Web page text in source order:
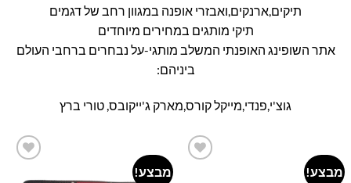
תיקים,ארנקים,ואבזרי אופנה במגוון רחב של דגמים
תיקי מותגים במחירים מיוחדים
אתר השופינג האופנתי המשלב מותגי-על נבחרים ברחבי העולם
ביניהם:
גוצ'י,פנדי,מייקל קורס,מארק ג'ייקובס, טורי ברץ
מבצע! מבצע!